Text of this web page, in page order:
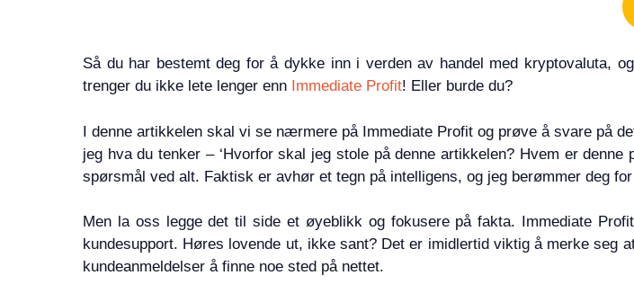
Så du har bestemt deg for å dykke inn i verden av handel med kryptovaluta,
trenger du ikke lete lenger enn Immediate Profit! Eller burde du?
I denne artikkelen skal vi se nærmere på Immediate Profit og prøve å svare på
jeg hva du tenker – ‘Hvorfor skal jeg stole på denne artikkelen? Hvem er
spørsmål ved alt. Faktisk er avhør et tegn på intelligens, og jeg berømmer deg
Men la oss legge det til side et øyeblikk og fokusere på fakta. Immediate
kundesupport. Høres lovende ut, ikke sant? Det er imidlertid viktig å merke seg
kundeanmeldelser å finne noe sted på nettet.